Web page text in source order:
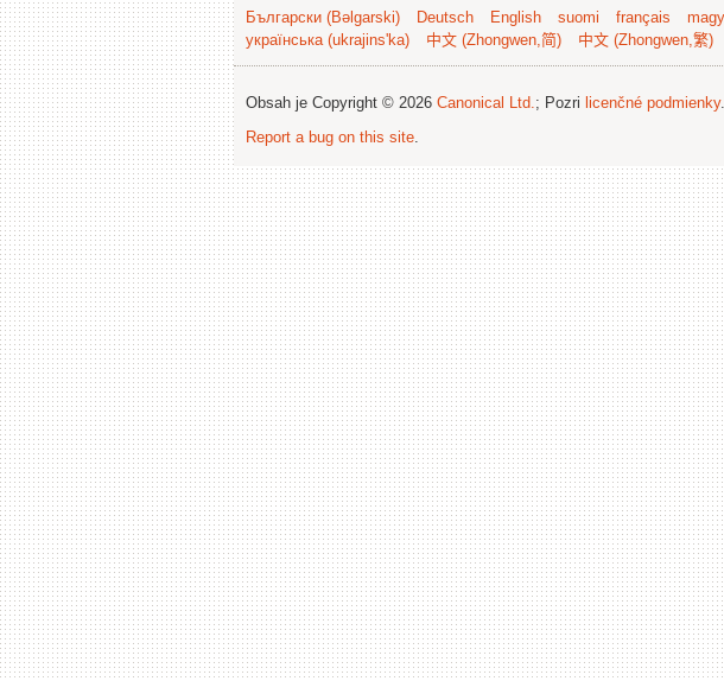
Български (Bəlgarski)
Deutsch English suomi français
українська (ukrajins'ka)
中文 (Zhongwen,简) 中文 (Zhongwen,繁)
Obsah je Copyright © 2026 Canonical Ltd.; Pozri licenčné podmienky
Report a bug on this site.